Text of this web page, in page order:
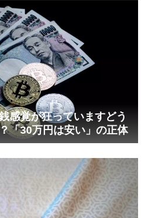
感覚が狂っていますどう
「30万円は安い」の正体